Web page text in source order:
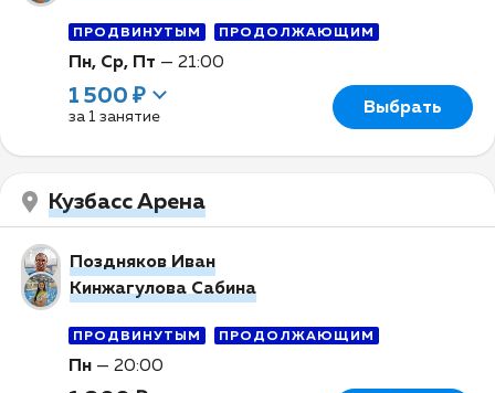
ПРОДВИНУТЫМ ПРОДОЛЖАЮЩИМ
Пн, Ср, Пт — 21:00
1 500 ₽
за 1 занятие Выбрать
Кузбасс Арена
Поздняков Иван
Кинжагулова Сабина
ПРОДВИНУТЫМ ПРОДОЛЖАЮЩИМ
Пн — 20:00